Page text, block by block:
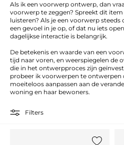
Als ik een voorwerp ontwerp, dan
voorwerp te zeggen? Spreekt dit
luisteren? Als je een voorwerp
een gevoel in je op, of dat nu iets
dagelijkse interactie is belangrijk.
De betekenis en waarde van een
tijd naar voren, en weerspiegelen de
die in het ontwerpproces zijn
probeer ik voorwerpen te ontwerpen
moeiteloos aanpassen aan de
woning en haar bewoners.
Filters